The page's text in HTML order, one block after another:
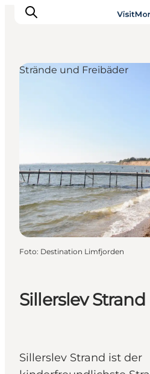
Pauschalreisen /
Planen Sie Ihre Reise
Sillerslev Strand
Sillerslev Strand ist der
Strände und Freibäder
Foto: Destination Limfjorden